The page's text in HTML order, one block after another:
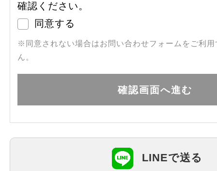
確認ください。
同意する
※同意されない場合はお問い合わせフォームをご利
ん。
LINEで送る